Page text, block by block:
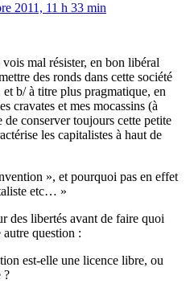
2011, 11 h 33 min
mal résister, en bon libéral
des ronds dans cette société
et b/ à titre plus pragmatique, en
cravates et mes mocassins (à
conserver toujours cette petite
les capitalistes à haut de
», et pourquoi pas en effet
etc… »
des libertés avant de faire quoi
autre question :
est-elle une licence libre, ou
?